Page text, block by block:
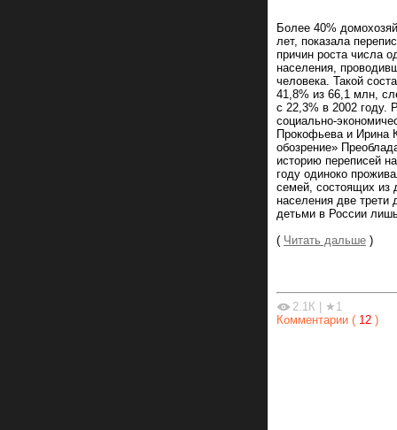
Более 40%
лет, показала
причин роста числа
населения,
человека. Такой
41,8% из 66,1 млн,
с 22,3% в 2002 году.
социально-
Прокофьева и Ирина
обозрение»
историю переписей
году одиноко
семей, состоящих из
населения две трети
детьми в России
( Читать дальше )
2.1К | ★1
Комментарии ( 12 )